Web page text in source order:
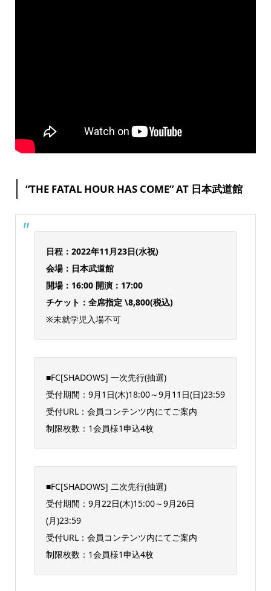
“THE FATAL HOUR HAS COME” AT 日本武道館
日程：2022年11月23日(水祝)
会場：日本武道館
開場：16:00 開演：17:00
チケット：全席指定 \8,800(税込)
※未就学児入場不可
■FC[SHADOWS] 一次先行(抽選)
受付期間：9月1日(木)18:00～9月11日(日)23:59
受付URL：会員コンテンツ内にてご案内
制限枚数：1会員様1申込4枚
■FC[SHADOWS] 二次先行(抽選)
受付期間：9月22日(木)15:00～9月26日
(月)23:59
受付URL：会員コンテンツ内にてご案内
制限枚数：1会員様1申込4枚